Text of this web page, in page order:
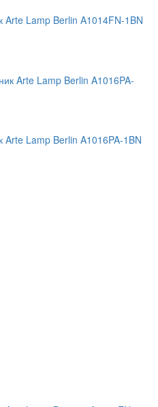
Arte Lamp Berlin A1014FN-1BN
Lamp Berlin A1016PA-1BN